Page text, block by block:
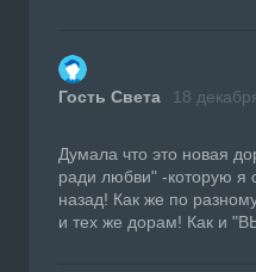
Гость Света 18
Думала что это новая
ради любви" -которую я
назад! Как же по
и тех же дорам! Как и